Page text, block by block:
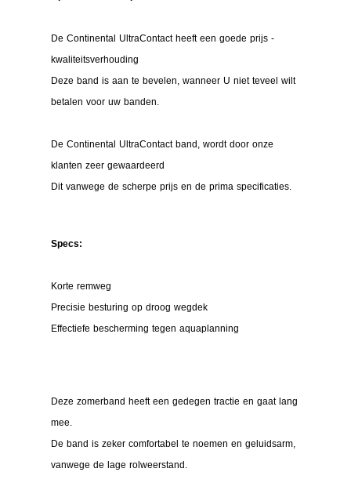
De Continental UltraContact heeft een goede prijs -
kwaliteitsverhouding
Deze band is aan te bevelen, wanneer U niet teveel wilt
betalen voor uw banden.
De Continental UltraContact band, wordt door onze
klanten zeer gewaardeerd
Dit vanwege de scherpe prijs en de prima specificaties.
Specs:
Korte remweg
Precisie besturing op droog wegdek
Effectiefe bescherming tegen aquaplanning
Deze zomerband heeft een gedegen tractie en gaat lang
mee.
De band is zeker comfortabel te noemen en geluidsarm,
vanwege de lage rolweerstand.